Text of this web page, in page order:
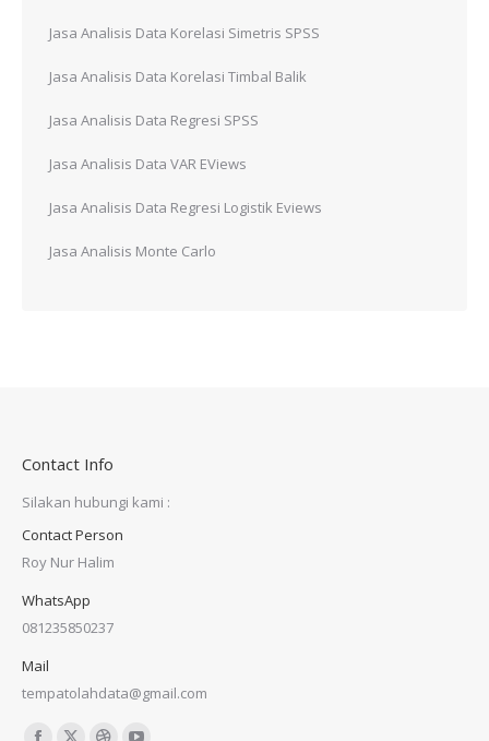
Jasa Analisis Data Korelasi Simetris SPSS
Jasa Analisis Data Korelasi Timbal Balik
Jasa Analisis Data Regresi SPSS
Jasa Analisis Data VAR EViews
Jasa Analisis Data Regresi Logistik Eviews
Jasa Analisis Monte Carlo
Contact Info
Silakan hubungi kami :
Contact Person
Roy Nur Halim
WhatsApp
081235850237
Mail
tempatolahdata@gmail.com
Find us on: